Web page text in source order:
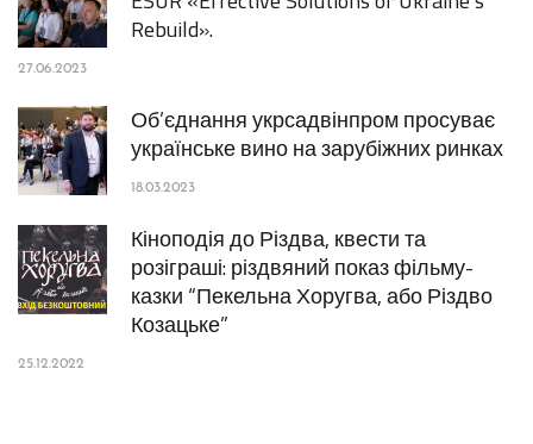
Rebuild».
27.06.2023
Об’єднання укрсадвінпром просуває
українське вино на зарубіжних ринках
18.03.2023
Кіноподія до Різдва, квести та
розіграші: різдвяний показ фільму-
казки “Пекельна Хоругва, або Різдво
Козацьке”
25.12.2022